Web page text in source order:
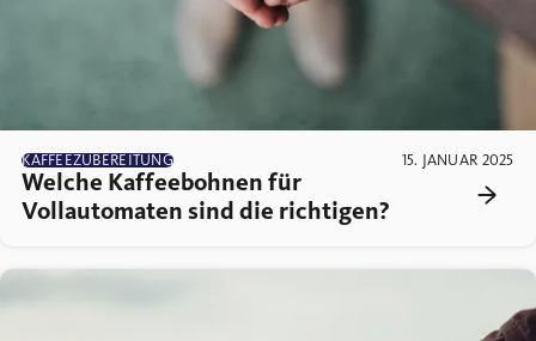
KAFFEEZUBEREITUNG 15. JANUAR 2025
Welche Kaffeebohnen für
Vollautomaten sind die richtigen?